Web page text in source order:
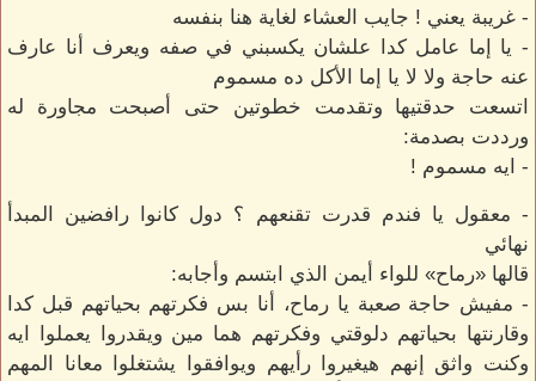
- غريبة يعني ! جايب العشاء لغاية هنا بنفسه
- يا إما عامل كدا علشان يكسبني في صفه ويعرف أنا عارف
عنه حاجة ولا لا يا إما الأكل ده مسموم
اتسعت حدقتيها وتقدمت خطوتين حتى أصبحت مجاورة له
ورددت بصدمة:
- ايه مسموم !
- معقول يا فندم قدرت تقنعهم ؟ دول كانوا رافضين المبدأ
نهائي
قالها «رماح» للواء أيمن الذي ابتسم وأجابه:
- مفيش حاجة صعبة يا رماح، أنا بس فكرتهم بحياتهم قبل كدا
وقارنتها بحياتهم دلوقتي وفكرتهم هما مين ويقدروا يعملوا ايه
وكنت واثق إنهم هيغيروا رأيهم ويوافقوا يشتغلوا معانا المهم